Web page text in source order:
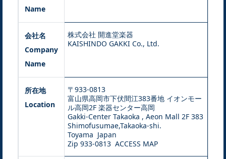
Name
会社名
Company
Name
株式会社 開進堂楽器
KAISHINDO GAKKI Co., Ltd.
所在地
Location
〒933-0813
富山県高岡市下伏間江383番地 イオンモー
ル高岡2F 楽器センター高岡
Gakki-Center Takaoka , Aeon Mall 2F 383
Shimofusumae,Takaoka-shi.
Toyama Japan
Zip 933-0813 ACCESS MAP